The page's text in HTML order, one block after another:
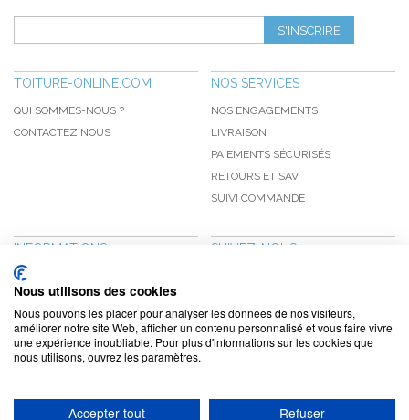
S'INSCRIRE
TOITURE-ONLINE.COM
QUI SOMMES-NOUS ?
CONTACTEZ NOUS
NOS SERVICES
NOS ENGAGEMENTS
LIVRAISON
PAIEMENTS SÉCURISÉS
RETOURS ET SAV
SUIVI COMMANDE
INFORMATIONS
NOUVEAUTÉS
PROMOTIONS
CGV
CONFIDENTIALITÉ
MENTIONS LÉGALES
SUIVEZ-NOUS
NOTRE BLOG
Nous utilisons des cookies
Nous pouvons les placer pour analyser les données de nos visiteurs,
améliorer notre site Web, afficher un contenu personnalisé et vous faire vivre
une expérience inoubliable. Pour plus d'informations sur les cookies que
nous utilisons, ouvrez les paramètres.
Accepter tout Refuser